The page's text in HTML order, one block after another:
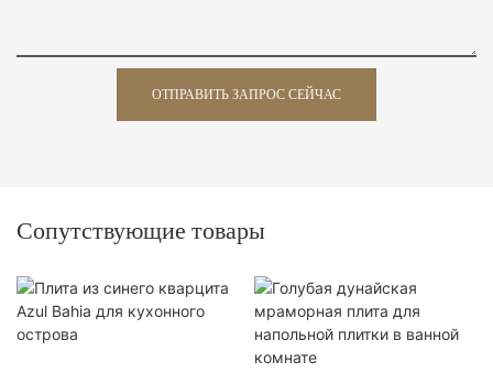
ОТПРАВИТЬ ЗАПРОС СЕЙЧАС
Сопутствующие товары